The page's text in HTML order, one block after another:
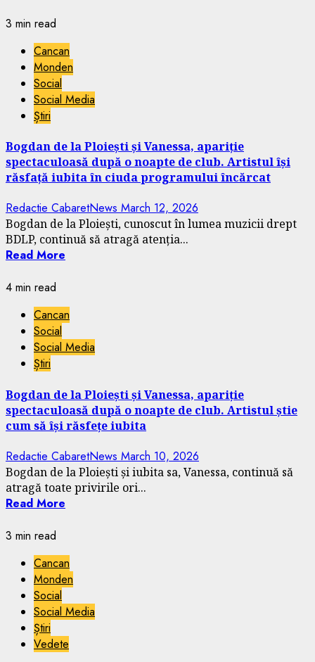
3 min read
Cancan
Monden
Social
Social Media
Știri
Bogdan de la Ploiești și Vanessa, apariție
spectaculoasă după o noapte de club. Artistul își
răsfață iubita în ciuda programului încărcat
Redactie CabaretNews March 12, 2026
Bogdan de la Ploiești, cunoscut în lumea muzicii drept
BDLP, continuă să atragă atenția...
Read More
4 min read
Cancan
Social
Social Media
Știri
Bogdan de la Ploiești și Vanessa, apariție
spectaculoasă după o noapte de club. Artistul știe
cum să își răsfețe iubita
Redactie CabaretNews March 10, 2026
Bogdan de la Ploiești și iubita sa, Vanessa, continuă să
atragă toate privirile ori...
Read More
3 min read
Cancan
Monden
Social
Social Media
Știri
Vedete